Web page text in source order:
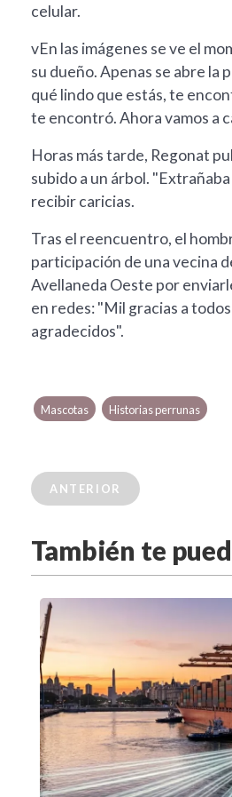
celular.
vEn las imágenes se ve el
su dueño. Apenas se abre la
qué lindo que estás, te
te encontró. Ahora vamos a
Horas más tarde, Regonat
subido a un árbol.
recibir caricias.
Tras el reencuentro, el
participación de una vecina
Avellaneda Oeste por
en redes: "Mil gracias a
agradecidos".
Mascotas Historias perrunas
ANTERIOR
También te